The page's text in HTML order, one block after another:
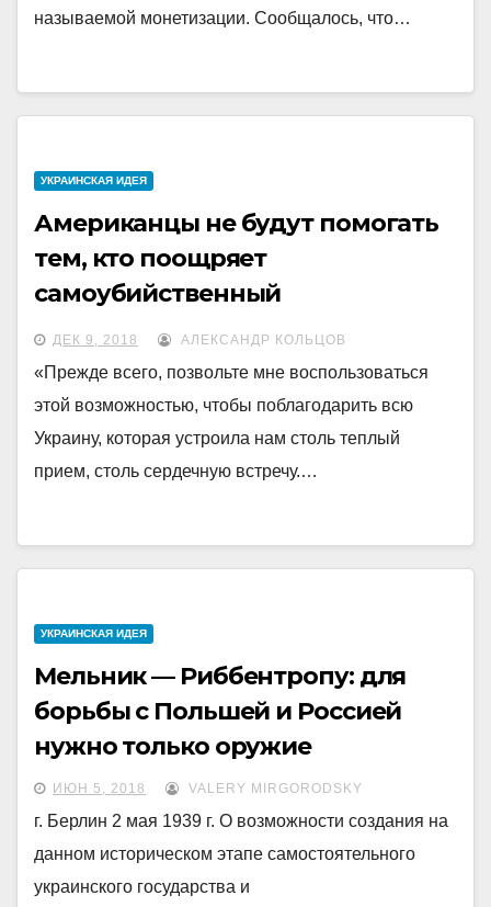
называемой монетизации. Сообщалось, что…
УКРАИНCКАЯ ИДЕЯ
Американцы не будут помогать
тем, кто поощряет
самоубийственный
национализм
ДЕК 9, 2018 АЛЕКСАНДР КОЛЬЦОВ
«Прежде всего, позвольте мне воспользоваться
этой возможностью, чтобы поблагодарить всю
Украину, которая устроила нам столь теплый
прием, столь сердечную встречу.…
УКРАИНCКАЯ ИДЕЯ
Мельник — Риббентропу: для
борьбы с Польшей и Россией
нужно только оружие
ИЮН 5, 2018 VALERY MIRGORODSKY
г. Берлин 2 мая 1939 г. О возможности создания на
данном историческом этапе самостоятельного
украинского государства и